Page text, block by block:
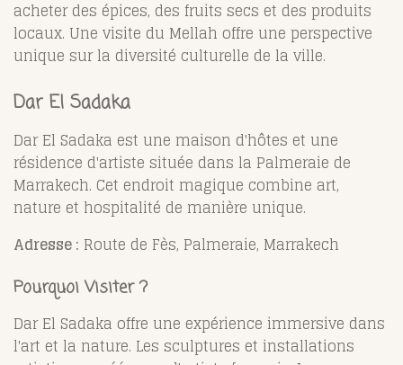
acheter des épices, des fruits secs et des produits
locaux. Une visite du Mellah offre une perspective
unique sur la diversité culturelle de la ville.
Dar El Sadaka
Dar El Sadaka est une maison d'hôtes et une
résidence d'artiste située dans la Palmeraie de
Marrakech. Cet endroit magique combine art,
nature et hospitalité de manière unique.
Adresse : Route de Fès, Palmeraie, Marrakech
Pourquoi Visiter ?
Dar El Sadaka offre une expérience immersive dans
l'art et la nature. Les sculptures et installations